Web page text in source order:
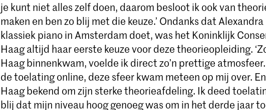
je kunt niet alles zelf doen, daarom besloot ik ook van
maken en ben zo blij met die keuze.’ Ondanks dat
klassiek piano in Amsterdam doet, was het Koninklijk
Haag altijd haar eerste keuze voor deze theorieopleiding.
Haag binnenkwam, voelde ik direct zo’n prettige
de toelating online, deze sfeer kwam meteen op mij over.
Haag bekend om zijn sterke theorieafdeling. Ik deed
blij dat mijn niveau hoog genoeg was om in het derde jaar